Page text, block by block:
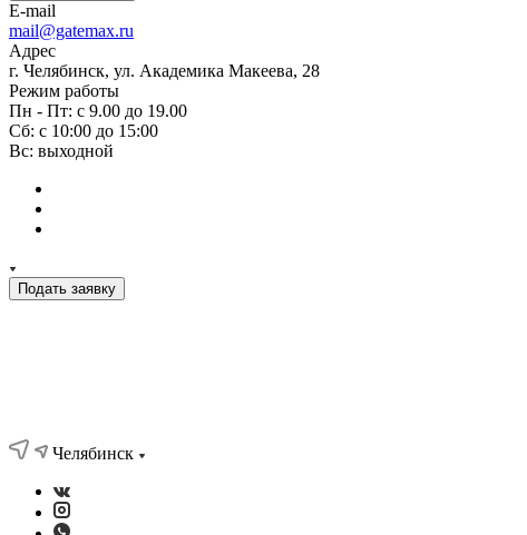
E-mail
mail@gatemax.ru
Адрес
г. Челябинск, ул. Академика Макеева, 28
Режим работы
Пн - Пт: с 9.00 до 19.00
Сб: с 10:00 до 15:00
Вс: выходной
Подать заявку
Челябинск